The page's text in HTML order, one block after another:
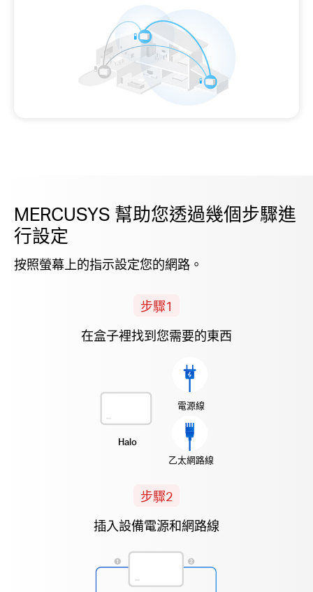
MERCUSYS 幫助您透過幾個步驟進
行設定
按照螢幕上的指示設定您的網路。
步驟1
在盒子裡找到您需要的東西
Halo
電源線
乙太網路線
步驟2
插入設備電源和網路線